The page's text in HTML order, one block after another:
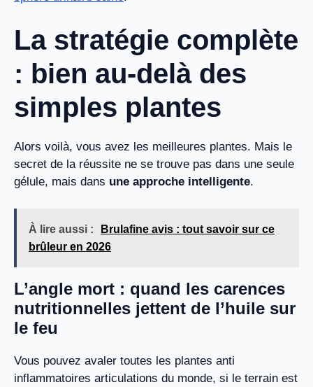
La stratégie complète
: bien au-delà des
simples plantes
Alors voilà, vous avez les meilleures plantes. Mais le
secret de la réussite ne se trouve pas dans une seule
gélule, mais dans une approche intelligente.
À lire aussi :
Brulafine avis : tout savoir sur ce
brûleur en 2026
L’angle mort : quand les carences
nutritionnelles jettent de l’huile sur
le feu
Vous pouvez avaler toutes les plantes anti
inflammatoires articulations du monde, si le terrain est